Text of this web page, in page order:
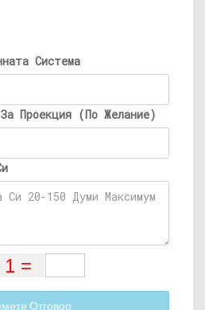
Система
Проекция (По Желание)
Отговор